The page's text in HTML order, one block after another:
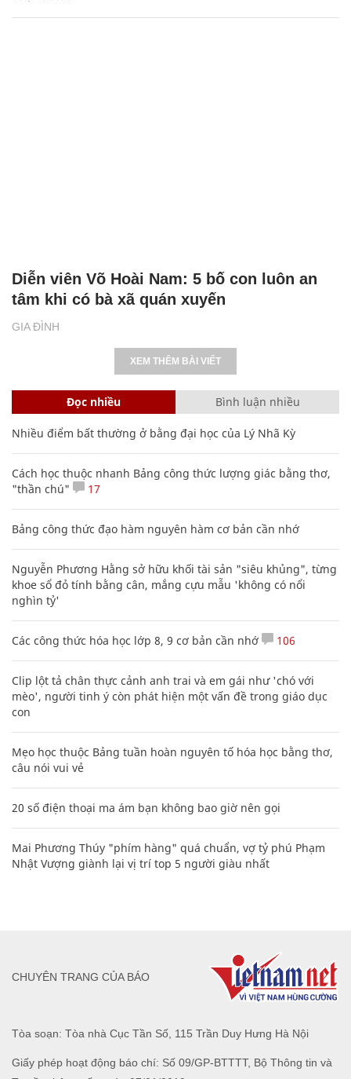
GIA ĐÌNH
Diễn viên Võ Hoài Nam: 5 bố con luôn an
tâm khi có bà xã quán xuyến
XEM THÊM BÀI VIẾT
Đọc nhiều Bình luận nhiều
Nhiều điểm bất thường ở bằng đại học của Lý Nhã Kỳ
Cách học thuộc nhanh Bảng công thức lượng giác bằng thơ,
"thần chú"
17
Bảng công thức đạo hàm nguyên hàm cơ bản cần nhớ
Nguyễn Phương Hằng sở hữu khối tài sản "siêu khủng", từng
khoe sổ đỏ tính bằng cân, mắng cựu mẫu 'không có nổi
nghìn tỷ'
Các công thức hóa học lớp 8, 9 cơ bản cần nhớ 106
Clip lột tả chân thực cảnh anh trai và em gái như 'chó với
mèo', người tinh ý còn phát hiện một vấn đề trong giáo dục
con
Mẹo học thuộc Bảng tuần hoàn nguyên tố hóa học bằng thơ,
câu nói vui vẻ
20 số điện thoại ma ám bạn không bao giờ nên gọi
Mai Phương Thúy "phím hàng" quá chuẩn, vợ tỷ phú Phạm
Nhật Vượng giành lại vị trí top 5 người giàu nhất
Tòa soạn: Tòa nhà Cục Tần Số, 115 Trần Duy Hưng Hà Nội
Giấy phép hoạt động báo chí: Số 09/GP-BTTTT, Bộ Thông tin và
CHUYÊN TRANG CỦA BÁO